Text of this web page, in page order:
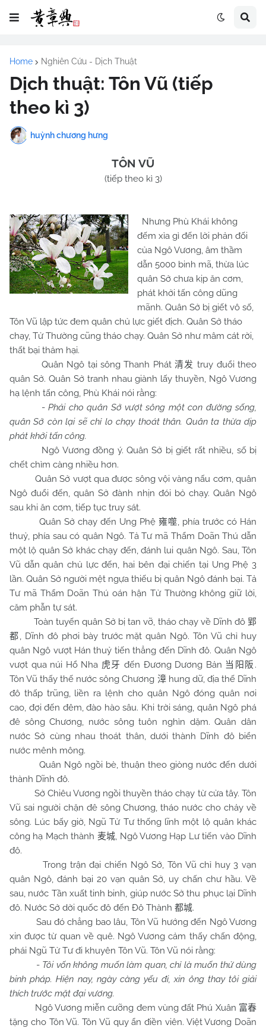
Home Nghiên Cứu - Dịch Thuật
Dịch thuật: Tôn Vũ (tiếp
theo kì 3)
huỳnh chương hưng
TÔN VŨ
(tiếp theo kì 3)
Nhưng Phù Khái không
đếm xỉa gì đến lời phản đối
của Ngô Vương, âm thầm
dẫn 5000 binh mã, thừa lúc
quân Sở chưa kịp ăn cơm,
phát khởi tấn công dũng
mãnh. Quân Sở bị giết vô số,
Tôn Vũ lập tức đem quân chủ lực giết địch. Quân Sở tháo
chạy, Tử Thường cũng tháo chạy. Quân Sở như mâm cát rời,
thất bại thảm hại.
Quân Ngô tại sông Thanh Phát清发 truy đuổi theo
quân Sở. Quân Sở tranh nhau giành lấy thuyền, Ngô Vương
hạ lệnh tấn công, Phù Khái nói rằng:
-Phải cho quân Sở vượt sông một con đường sống,
quân Sở còn lại sẽ chỉ lo chạy thoát thân. Quân ta thừa dịp
phát khởi tấn công.
Ngô Vương đồng ý. Quân Sở bị giết rất nhiều, số bị
chết chìm càng nhiều hơn.
Quân Sở vượt qua được sông vội vàng nấu cơm, quân
Ngô đuổi đến, quân Sở đành nhịn đói bỏ chạy. Quân Ngô
sau khi ăn cơm, tiếp tục truy sát.
Quân Sở chạy đến Ung Phệ 雍噬, phía trước có Hán
thuỷ, phía sau có quân Ngô. Tả Tư mã Thẩm Doãn Thú dẫn
một lộ quân Sở khác chạy đến, đánh lui quân Ngô. Sau, Tôn
Vũ dẫn quân chủ lực đến, hai bên đại chiến tại Ung Phệ 3
lần. Quân Sở người mệt ngựa thiếu bị quân Ngô đánh bại. Tả
Tư mã Thẩm Doãn Thú oán hận Tử Thường không giữ lời,
căm phẫn tự sát.
Toàn tuyến quân Sở bị tan vỡ, tháo chạy về Dĩnh đô 郢
都, Dĩnh đô phơi bày trước mặt quân Ngô. Tôn Vũ chỉ huy
quân Ngô vượt Hán thuỷ tiến thẳng đến Dĩnh đô. Quân Ngô
vượt qua núi Hổ Nha 虎牙 đến Đương Dương Bản 当阳阪 .
Tôn Vũ thấy thế nước sông Chương 漳hung dữ, địa thế Dĩnh
đô thấp trũng, liền ra lệnh cho quân Ngô đóng quân nơi
cao, đợi đến đêm, đào hào sâu. Khi trời sáng, quân Ngô phá
đê sông Chương, nước sông tuôn nghìn dặm. Quân dân
nước Sở cùng nhau thoát thân, dưới thành Dĩnh đô biển
nước mênh mông.
Quân Ngô ngồi bè, thuận theo giòng nước đến dưới
thành Dĩnh đô.
Sở Chiêu Vương ngồi thuyền tháo chạy từ cửa tây. Tôn
Vũ sai người chặn đê sông Chương, tháo nước cho chảy về
sông. Lúc bấy giờ, Ngũ Tử Tư thống lĩnh một lộ quân khác
công hạ Mạch thành 麦城, Ngô Vương Hạp Lư tiến vào Dĩnh
đô.
Trong trận đại chiến Ngô Sở, Tôn Vũ chỉ huy 3 vạn
quân Ngô, đánh bại 20 vạn quân Sở, uy chấn chư hầu. Về
sau, nước Tần xuất tinh binh, giúp nước Sở thu phục lại Dĩnh
đô. Nước Sở dời quốc đô đến Đô Thành 都城.
Sau đó chẳng bao lâu, Tôn Vũ hướng đến Ngô Vương
xin được từ quan về quê. Ngô Vương cảm thấy chấn động,
phái Ngũ Tử Tư đi khuyên Tôn Vũ. Tôn Vũ nói rằng:
- Tôi vốn không muốn làm quan, chỉ là muốn thử dùng
binh pháp. Hiện nay, ngày càng yếu đi, xin ông thay tôi giải
thích trước mặt đại vương.
Ngô Vương miễn cưỡng đem vùng đất Phú Xuân 富春
tặng cho Tôn Vũ. Tôn Vũ quy ẩn điền viên. Việt Vương Doãn